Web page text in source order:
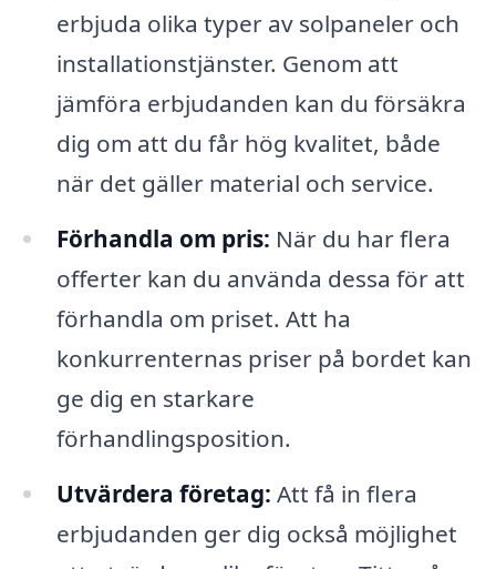
erbjuda olika typer av solpaneler och
installationstjänster. Genom att
jämföra erbjudanden kan du försäkra
dig om att du får hög kvalitet, både
när det gäller material och service.
Förhandla om pris: När du har flera
offerter kan du använda dessa för att
förhandla om priset. Att ha
konkurrenternas priser på bordet kan
ge dig en starkare
förhandlingsposition.
Utvärdera företag: Att få in flera
erbjudanden ger dig också möjlighet